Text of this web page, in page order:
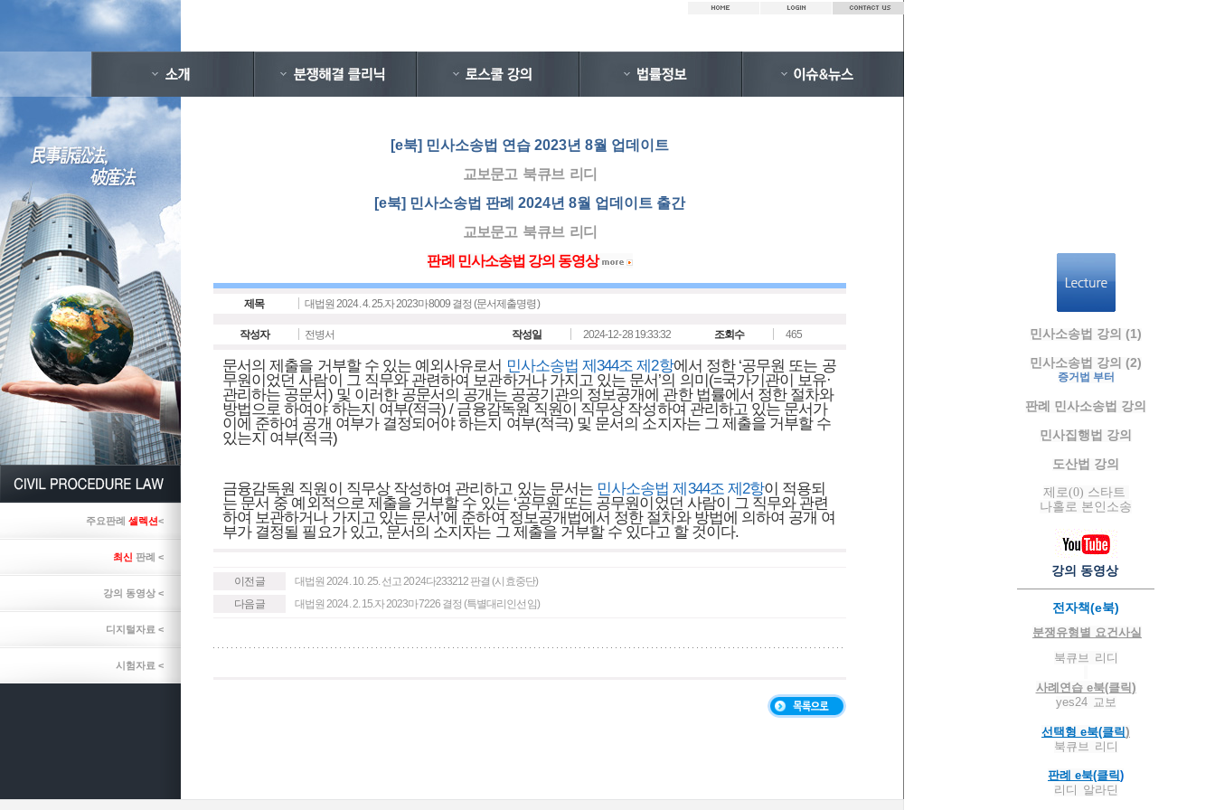
주요판례 셀렉션<
최신 판례 <
강의 동영상 <
디지털자료 <
시험자료 <
[e북] 민사소송법 연습 2023년 8월 업데이트
교보문고 북큐브 리디
[e북] 민사소송법 판례 2024년 8월 업데이트 출간
교보문고 북큐브 리디
판례 민사소송법 강의 동영상
제목 대법원 2024. 4. 25.자 2023마8009 결정 (문서제출명령)
작성자 전병서 작성일 2024-12-28 19:33:32 조회수 465
문서의 제출을 거부할 수 있는 예외사유로서 민사소송법 제344조 제2항에서 정한 ‘공무원 또는 공
무원이었던 사람이 그 직무와 관련하여 보관하거나 가지고 있는 문서’의 의미(=국가기관이 보유·
관리하는 공문서) 및 이러한 공문서의 공개는 공공기관의 정보공개에 관한 법률에서 정한 절차와
방법으로 하여야 하는지 여부(적극) / 금융감독원 직원이 직무상 작성하여 관리하고 있는 문서가
이에 준하여 공개 여부가 결정되어야 하는지 여부(적극) 및 문서의 소지자는 그 제출을 거부할 수
있는지 여부(적극)
금융감독원 직원이 직무상 작성하여 관리하고 있는 문서는 민사소송법 제344조 제2항이 적용되
는 문서 중 예외적으로 제출을 거부할 수 있는 ‘공무원 또는 공무원이었던 사람이 그 직무와 관련
하여 보관하거나 가지고 있는 문서’에 준하여 정보공개법에서 정한 절차와 방법에 의하여 공개 여
부가 결정될 필요가 있고, 문서의 소지자는 그 제출을 거부할 수 있다고 할 것이다.
이전글
대법원 2024. 10. 25. 선고 2024다233212 판결 (시효중단)
다음글
대법원 2024. 2. 15.자 2023마7226 결정 (특별대리인선임)
민사소송법 강의 (1)
민사소송법 강의 (2)
증거법 부터
판례 민사소송법 강의
민사집행법 강의
도산법 강의
제로(0) 스타트
나홀로 본인소송
강의 동영상
전자책(e북)
분쟁유형별 요건사실
북큐브 리디
사례연습 e북(클릭 )
yes24 교보
선택형 e북(클릭)
북큐브 리디
판례 e북(클릭)
리디
알라딘